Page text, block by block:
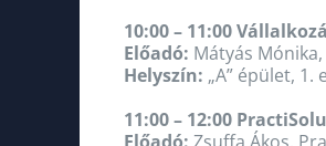
10:00 – 11:00
Előadó: Mátyás
Helyszín: „A” épület, 1.
11:00 – 12:00